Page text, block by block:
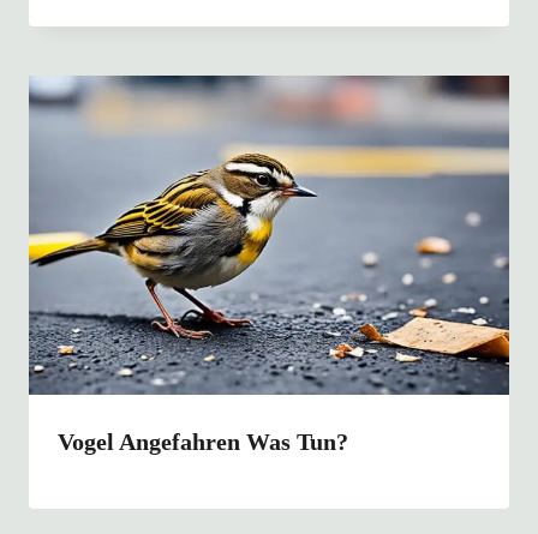
Vogel Angefahren Was Tun?